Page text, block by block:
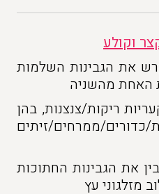
וקולע
את הגבינות השלמות
האחת מהשניה
ריקות/צנצנות, בהן
כדורים/ממרחים/זיתים
את הגבינות החתוכות
מזלגוני עץ